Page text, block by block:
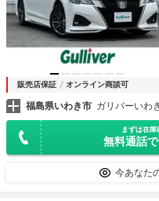
販売店保証 オンライン商談可
福島県いわき市 ガリバーいわ
まずは在
無料通話
今あなた